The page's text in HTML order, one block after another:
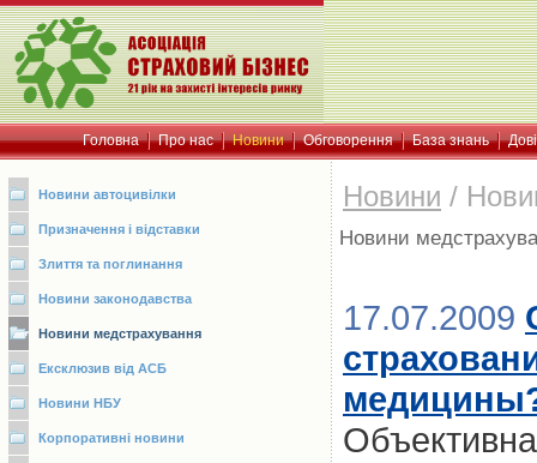
Головна Про нас Новини Обговорення База знань
Новини автоцивілки
Призначення і відставки
Злиття та поглинання
Новини законодавства
Новини медстрахування
Ексклюзив від АСБ
Новини НБУ
Корпоративні новини
Новини /
Новини
17.07.2009